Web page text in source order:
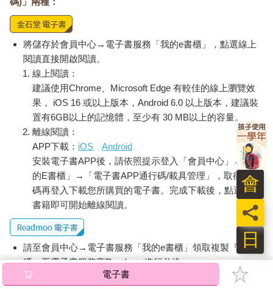
將儲存於會員中心→電子書服務「我的e書櫃」，點選線上
閱讀直接開啟閱讀。
線上閱讀：
建議使用Chrome、Microsoft Edge 有較佳的線上瀏覽效
果， iOS 16 或以上版本，Android 6.0 以上版本，建議裝
置有6GB以上的記憶體，至少有 30 MB以上的容量。
離線閱讀：
APP下載： iOS
Android
安裝電子書APP後，請依照提示登入「會員中心」→「我
的E書櫃」→「電子書APP通行碼/載具管理」，取得通行
碼再登入下載您所購買的電子書。完成下載後，點選任一
書籍即可開始離線閱讀。
請至會員中心→電子書服務「我的e書櫃」領取複製『兌換
碼』至電子書服務商Readmoo進行兌換。
退換貨須知：
電子書
日
員
會